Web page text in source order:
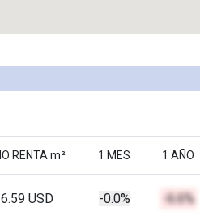
RENTA m² 1 MES 1 AÑO
USD -0.0% -6.6%